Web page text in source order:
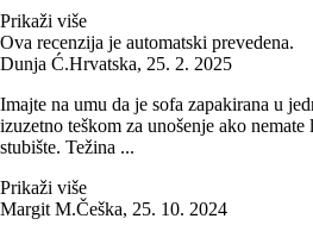
Prikaži više
Ova recenzija je automatski prevedena.
Dunja Ć.Hrvatska, 25. 2. 2025
Imajte na umu da je sofa zapakirana u
izuzetno teškom za unošenje ako
stubište. Težina ...
Prikaži više
Margit M.Češka, 25. 10. 2024